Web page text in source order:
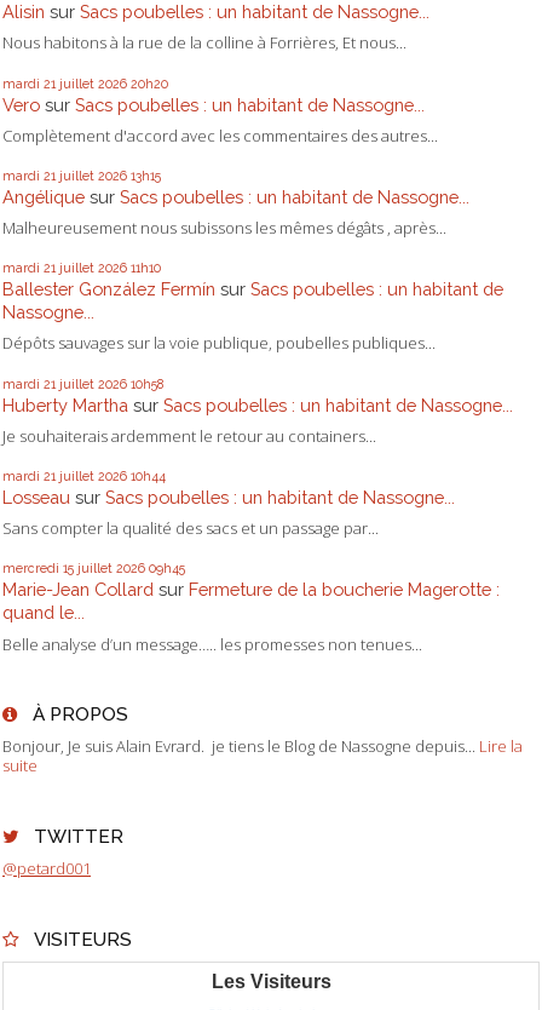
Alisin sur Sacs poubelles : un habitant de Nassogne...
Nous habitons à la rue de la colline à Forrières, Et nous...
mardi 21 juillet 2026 20h20
Vero sur Sacs poubelles : un habitant de Nassogne...
Complètement d'accord avec les commentaires des autres...
mardi 21 juillet 2026 13h15
Angélique sur Sacs poubelles : un habitant de Nassogne...
Malheureusement nous subissons les mêmes dégâts , après...
mardi 21 juillet 2026 11h10
Ballester González Fermín sur Sacs poubelles : un habitant de
Nassogne...
Dépôts sauvages sur la voie publique, poubelles publiques...
mardi 21 juillet 2026 10h58
Huberty Martha sur Sacs poubelles : un habitant de Nassogne...
Je souhaiterais ardemment le retour au containers...
mardi 21 juillet 2026 10h44
Losseau sur Sacs poubelles : un habitant de Nassogne...
Sans compter la qualité des sacs et un passage par...
mercredi 15 juillet 2026 09h45
Marie-Jean Collard sur Fermeture de la boucherie Magerotte :
quand le...
Belle analyse d’un message….. les promesses non tenues...
À PROPOS
Bonjour, Je suis Alain Evrard. je tiens le Blog de Nassogne depuis... Lire la
suite
TWITTER
@petard001
VISITEURS